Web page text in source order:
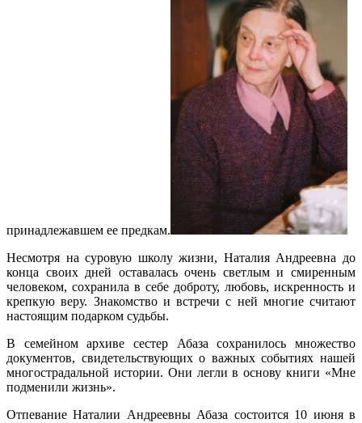
принадлежавшем ее предкам.
Несмотря на суровую школу жизни, Наталия Андреевна до
конца своих дней оставалась очень светлым и смиренным
человеком, сохранила в себе доброту, любовь, искренность и
крепкую веру. Знакомство и встречи с ней многие считают
настоящим подарком судьбы.
В семейном архиве сестер Абаза сохранилось множество
документов, свидетельствующих о важных событиях нашей
многострадальной истории. Они легли в основу книги «Мне
подменили жизнь».
Отпевание Наталии Андреевны Абаза состоится 10 июня в